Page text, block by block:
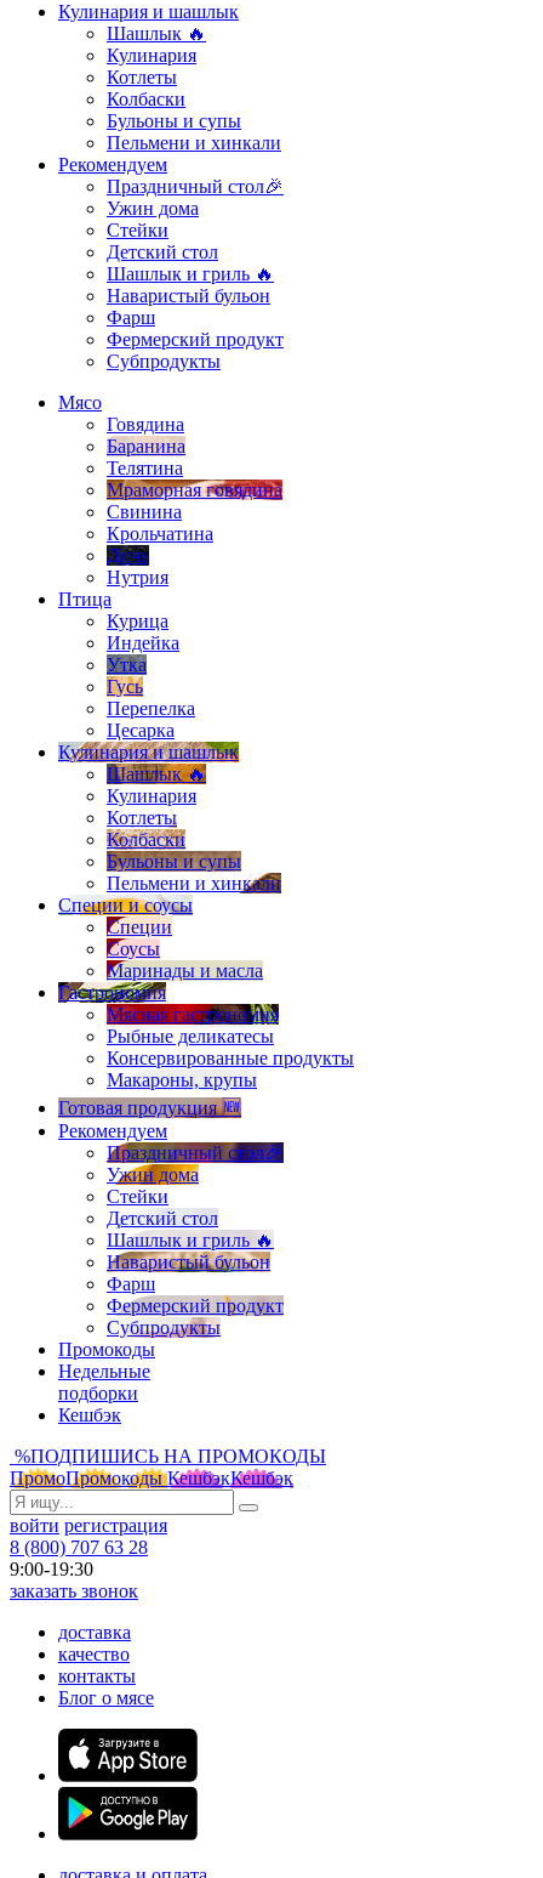
Кулинария и шашлык
Шашлык 🔥
Кулинария
Котлеты
Колбаски
Бульоны и супы
Пельмени и хинкали
Рекомендуем
Праздничный стол🎉
Ужин дома
Стейки
Детский стол
Шашлык и гриль 🔥
Наваристый бульон
Фарш
Фермерский продукт
Субпродукты
Мясо
Говядина
Баранина
Телятина
Мраморная говядина
Свинина
Крольчатина
Дичь
Нутрия
Птица
Курица
Индейка
Утка
Гусь
Перепелка
Цесарка
Кулинария и шашлык
Шашлык 🔥
Кулинария
Котлеты
Колбаски
Бульоны и супы
Пельмени и хинкали
Специи и соусы
Специи
Соусы
Маринады и масла
Гастрономия
Мясная гастрономия
Рыбные деликатесы
Консервированные продукты
Макароны, крупы
Готовая продукция 🆕
Рекомендуем
Праздничный стол🎉
Ужин дома
Стейки
Детский стол
Шашлык и гриль 🔥
Наваристый бульон
Фарш
Фермерский продукт
Субпродукты
Промокоды
Недельные
подборки
Кешбэк
%ПОДПИШИСЬ НА ПРОМОКОДЫ
ПромоПромокоды КешбэкКешбэк
войти регистрация
8 (800) 707 63 28
9:00-19:30
заказать звонок
доставка
качество
контакты
Блог о мясе